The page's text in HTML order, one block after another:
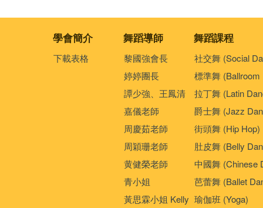
學會簡介 舞蹈導師 舞蹈課程
下載表格
黎國強會長
婷婷團長
譚少強、王鳳清
嘉儀老師
周慶茹老師
周穎珊老師
黄健榮老師
青小姐
黃思霖小姐 Kelly
社交舞 (Social
標準舞 (Ballroom
拉丁舞 (Latin
爵士舞 (Jazz
街頭舞 (Hip Hop)
肚皮舞 (Belly
中國舞 (Chinese
芭蕾舞 (Ballet
瑜伽班 (Yoga)